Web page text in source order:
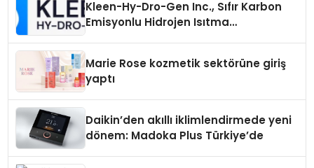
Kleen-Hy-Dro-Gen Inc., Sıfır Karbon
Emisyonlu Hidrojen Isıtma
Marie Rose kozmetik sektörüne giriş
yaptı
Daikin’den akıllı iklimlendirmede yeni
dönem: Madoka Plus Türkiye’de